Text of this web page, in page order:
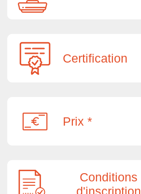
Certification
Prix *
Conditions
d'inscription